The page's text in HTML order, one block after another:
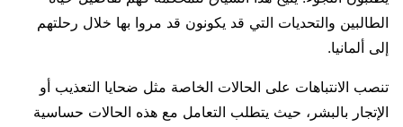
الطالبين والتحديات التي قد يكونون قد مروا بها خلال رحلتهم
إلى ألمانيا.
تنصب الانتباهات على الحالات الخاصة مثل ضحايا التعذيب أو
الإتجار بالبشر، حيث يتطلب التعامل مع هذه الحالات حساسية